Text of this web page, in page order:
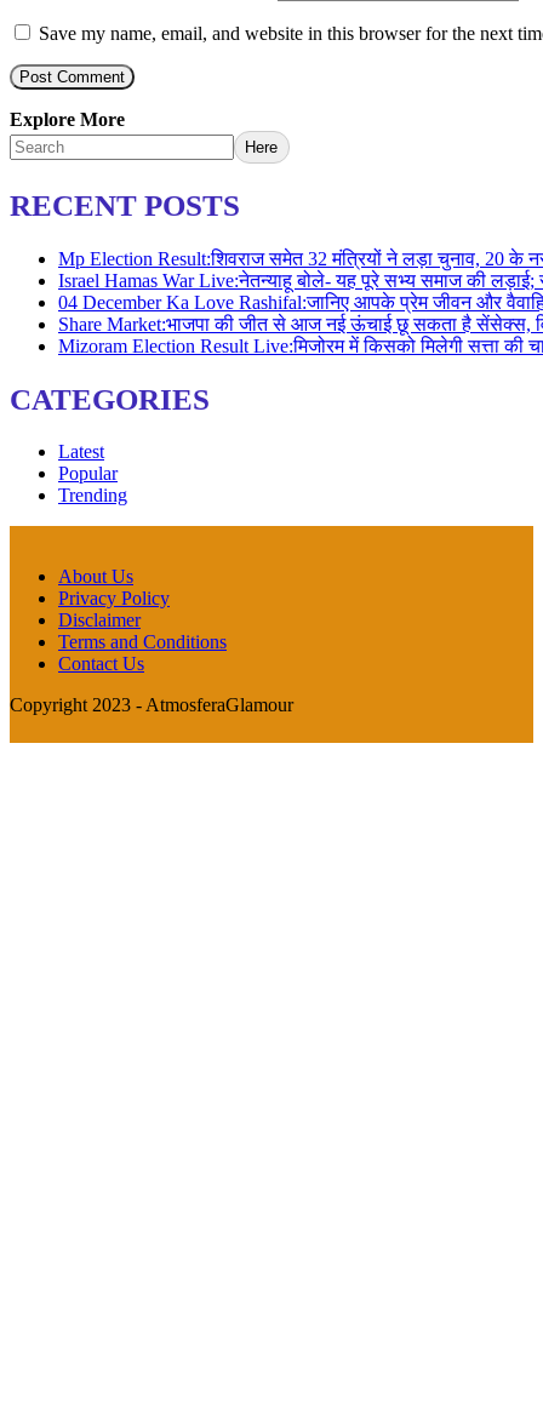
Save my name, email, and website in this browser for the next
Explore More
Here
RECENT POSTS
Mp Election Result:शिवराज समेत 32 मंत्रियों ने लड़ा चुनाव, 20 के
Israel Hamas War Live:नेतन्याहू बोले- यह पूरे सभ्य समाज की
04 December Ka Love Rashifal:जानिए आपके प्रेम जीवन और
Share Market:भाजपा की जीत से आज नई ऊंचाई छू सकता है सेंसेक्स,
Mizoram Election Result Live:मिजोरम में किसको मिलेगी सत्ता
CATEGORIES
Latest
Popular
Trending
About Us
Privacy Policy
Disclaimer
Terms and Conditions
Contact Us
Copyright 2023 - AtmosferaGlamour